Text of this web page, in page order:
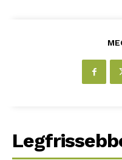
Kapcsolat
Adatkezelési tájékoztató